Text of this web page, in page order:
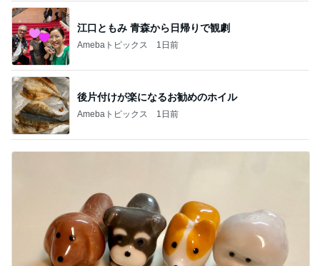
江口ともみ 青森から日帰りで観劇
Amebaトピックス 1日前
後片付けが楽になるお勧めのホイル
Amebaトピックス 1日前